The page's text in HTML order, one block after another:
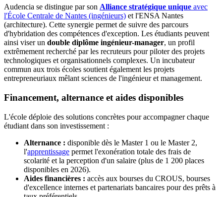
Audencia se distingue par son Alliance stratégique unique avec
l'École Centrale de Nantes (ingénieurs) et l'ENSA Nantes
(architecture). Cette synergie permet de suivre des parcours
d'hybridation des compétences d'exception. Les étudiants peuvent
ainsi viser un double diplôme ingénieur-manager, un profil
extrêmement recherché par les recruteurs pour piloter des projets
technologiques et organisationnels complexes. Un incubateur
commun aux trois écoles soutient également les projets
entrepreneuriaux mêlant sciences de l'ingénieur et management.
Financement, alternance et aides disponibles
L'école déploie des solutions concrètes pour accompagner chaque
étudiant dans son investissement :
Alternance : disponible dès le Master 1 ou le Master 2,
l'apprentissage permet l'exonération totale des frais de
scolarité et la perception d'un salaire (plus de 1 200 places
disponibles en 2026).
Aides financières : accès aux bourses du CROUS, bourses
d'excellence internes et partenariats bancaires pour des prêts à